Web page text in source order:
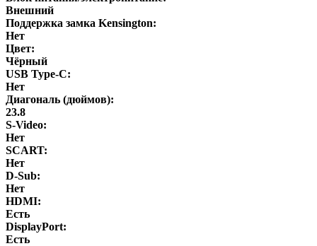
Внешний
Поддержка замка Kensington:
Нет
Цвет:
Чёрный
USB Type-C:
Нет
Диагональ (дюймов):
23.8
S-Video:
Нет
SCART:
Нет
D-Sub:
Нет
HDMI:
Есть
DisplayPort:
Есть